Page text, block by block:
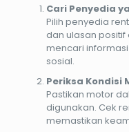
Cari Penyedia
Pilih penyedia
dan ulasan
mencari
sosial.
Periksa Kondisi
Pastikan motor
digunakan. Cek
memastikan